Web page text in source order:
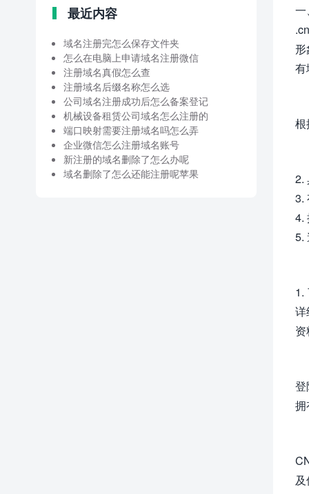
一
形
有
2.
3.
4.
5.
1.
拥
最近内容
域名注册完怎么保存文件夹
怎么在电脑上申请域名注册微信
注册域名真假怎么查
注册域名后缀名称怎么选
公司域名注册成功后怎么备案登记
机械设备租赁公司域名怎么注册的
端口映射需要注册域名吗怎么弄
企业微信怎么注册域名账号
新注册的域名删除了怎么办呢
域名删除了怎么还能注册呢苹果